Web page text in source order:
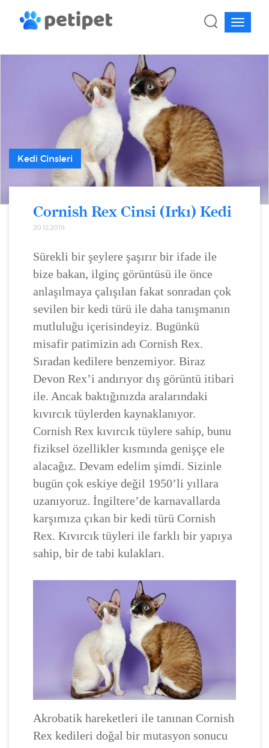
Kedi Cinsleri
Cornish Rex Cinsi (Irkı) Kedi
20.12.2019
Sürekli bir şeylere şaşırır bir ifade ile
bize bakan, ilginç görüntüsü ile önce
anlaşılmaya çalışılan fakat sonradan çok
sevilen bir kedi türü ile daha tanışmanın
mutluluğu içerisindeyiz. Bugünkü
misafir patimizin adı Cornish Rex.
Sıradan kedilere benzemiyor. Biraz
Devon Rex’i andırıyor dış görüntü itibari
ile. Ancak baktığınızda aralarındaki
kıvırcık tüylerden kaynaklanıyor.
Cornish Rex kıvırcık tüylere sahip, bunu
fiziksel özellikler kısmında genişçe ele
alacağız. Devam edelim şimdi. Sizinle
bugün çok eskiye değil 1950’li yıllara
uzanıyoruz. İngiltere’de karnavallarda
karşımıza çıkan bir kedi türü Cornish
Rex. Kıvırcık tüyleri ile farklı bir yapıya
sahip, bir de tabi kulakları.
Akrobatik hareketleri ile tanınan Cornish
Rex kedileri doğal bir mutasyon sonucu